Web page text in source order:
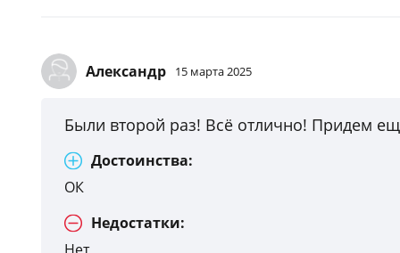
Александр 15 марта 2025
Были второй раз! Всё отлично! Придем
Достоинства:
ОК
Недостатки: